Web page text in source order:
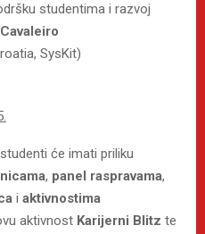
studentima i razvoj
SysKit)
će imati priliku
, panel raspravama,
i aktivnostima
aktivnost Karijerni Blitz te